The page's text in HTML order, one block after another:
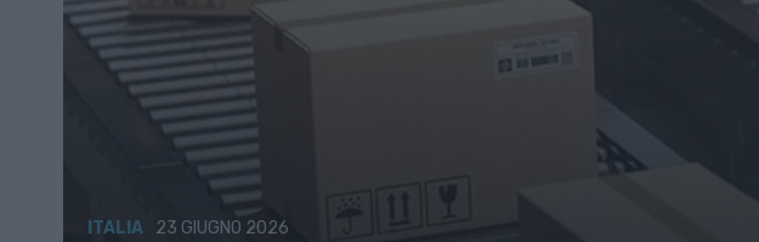
ITALIA 23 GIUGNO 2026